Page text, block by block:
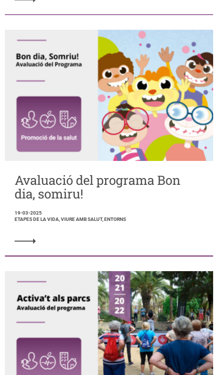
Avaluació del programa Bon
dia, somiru!
19-03-2025
ETAPES DE LA VIDA, VIURE AMB SALUT, ENTORNS